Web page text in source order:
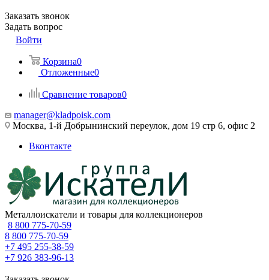
Заказать звонок
Задать вопрос
Войти
Корзина0
Отложенные0
Сравнение товаров0
manager@kladpoisk.com
Москва, 1-й Добрынинский переулок, дом 19 стр 6, офис 2
Вконтакте
Металлоискатели и товары для коллекционеров
8 800 775-70-59
8 800 775-70-59
+7 495 255-38-59
+7 926 383-96-13